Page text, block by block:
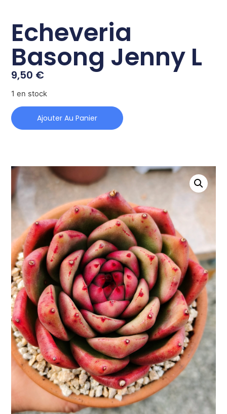
Echeveria
Basong Jenny L
9,50 €
1 en stock
Ajouter Au Panier